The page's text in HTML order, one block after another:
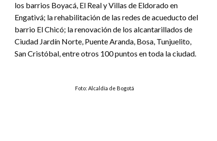
los barrios Boyacá, El Real y Villas de Eldorado en
Engativá; la rehabilitación de las redes de acueducto del
barrio El Chicó; la renovación de los alcantarillados de
Ciudad Jardín Norte, Puente Aranda, Bosa, Tunjuelito,
San Cristóbal, entre otros 100 puntos en toda la ciudad.
Foto: Alcaldía de Bogotá